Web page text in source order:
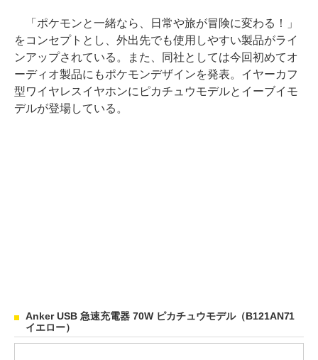
「ポケモンと一緒なら、日常や旅が冒険に変わる！」
をコンセプトとし、外出先でも使用しやすい製品がライ
ンアップされている。また、同社としては今回初めてオ
ーディオ製品にもポケモンデザインを発表。イヤーカフ
型ワイヤレスイヤホンにピカチュウモデルとイーブイモ
デルが登場している。
Anker USB 急速充電器 70W ピカチュウモデル（B121AN71
イエロー）